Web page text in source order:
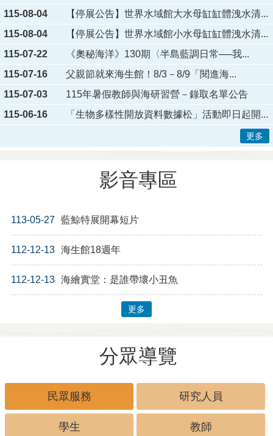
115-08-04
【停展公告】世界水域館大水母缸缸體洩水清...
115-08-04
【停展公告】世界水域館小水母缸缸體洩水清...
115-07-22
《奧秘海洋》130期〈半島藍調日常──我...
115-07-16
父親節就來海生館！8/3－8/9「閱進海...
115-07-03
115年暑假教師與海研習營－錄取名單公告
115-06-16
「生物多樣性開放資料數據松」活動即日起開...
更多
影音專區
113-05-27 藍鯨特展開幕短片
112-12-13 海生館18週年
112-12-13 海繪實堂：是誰帶壞小丑魚
更多
分眾導覽
民眾服務 研究人員
學生 教師